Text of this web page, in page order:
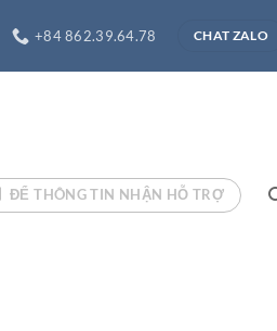
+84 862.39.64.78 CHAT ZALO
ĐỂ THÔNG TIN NHẬN HỖ TRỢ